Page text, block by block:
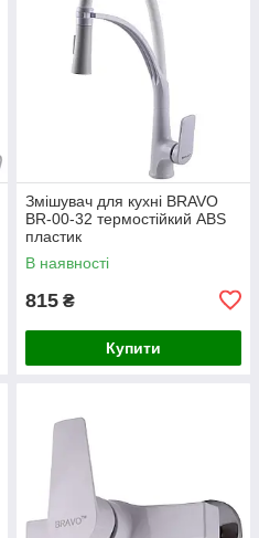
Змішувач для кухні BRAVO
BR-00-32 термостійкий ABS
пластик
В наявності
815 ₴
Купити